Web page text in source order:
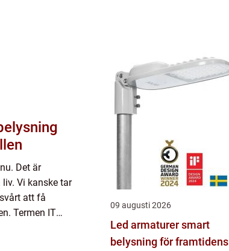
Det är
Vi kanske tar
att få
Termen IT
09 augusti 2026
Led armaturer smart
belysning för framtidens